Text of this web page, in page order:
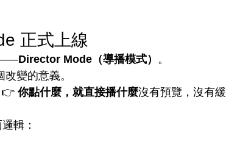
正式上線
——Director Mode（導播模式） 。
改變的意義。
👉 你點什麼，就直接播什麼沒有預覽，沒有緩
輯：